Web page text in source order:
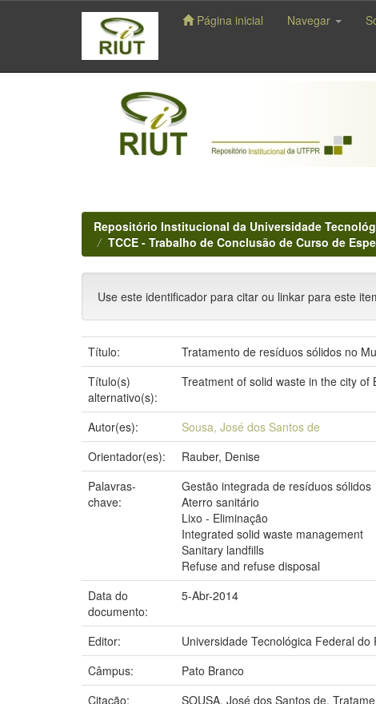
navigation
Página inicial Navegar
Repositório Institucional da Universidade
TCCE - Trabalho de Conclusão de Curso de
Use este identificador para citar ou linkar para este
Título:
Tratamento de resíduos sólidos no
Título(s)
alternativo(s):
Treatment of solid waste in the city
Autor(es):
Sousa, José dos Santos de
Orientador(es):
Rauber, Denise
Palavras-
chave:
Gestão integrada de resíduos sólidos
Aterro sanitário
Lixo - Eliminação
Integrated solid waste management
Sanitary landfills
Refuse and refuse disposal
Data do
documento:
5-Abr-2014
Editor:
Universidade Tecnológica Federal do
Câmpus:
Pato Branco
Citação:
SOUSA, José dos Santos de.